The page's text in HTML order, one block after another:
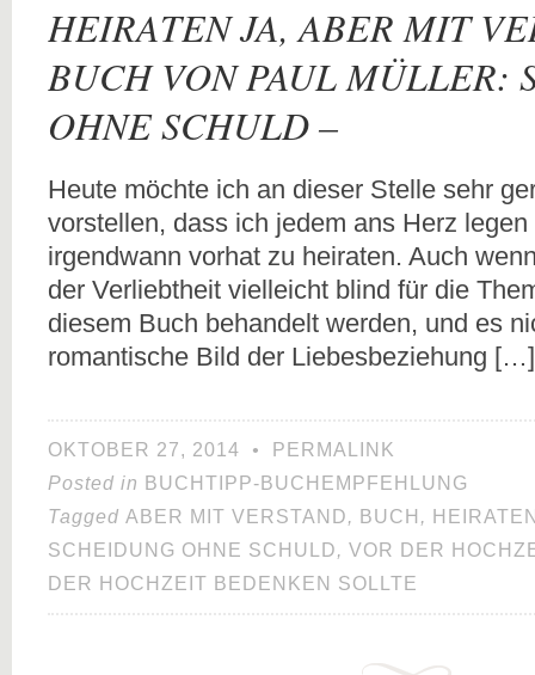
HEIRATEN JA, ABER MIT
BUCH VON PAUL MÜLLER:
OHNE SCHULD –
Heute möchte ich an dieser Stelle sehr
vorstellen, dass ich jedem ans Herz
irgendwann vorhat zu heiraten. Auch
der Verliebtheit vielleicht blind für die
diesem Buch behandelt werden, und es
romantische Bild der Liebesbeziehung […]
OKTOBER 27, 2014 •
PERMALINK
Posted in BUCHTIPP-BUCHEMPFEHLUNG
Tagged ABER MIT VERSTAND, BUCH ,
SCHEIDUNG OHNE SCHULD, VOR DER
DER HOCHZEIT BEDENKEN SOLLTE